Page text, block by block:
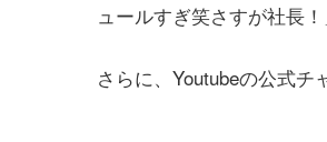
ュールすぎ笑さすが社長
さらに、Youtubeの公式チ